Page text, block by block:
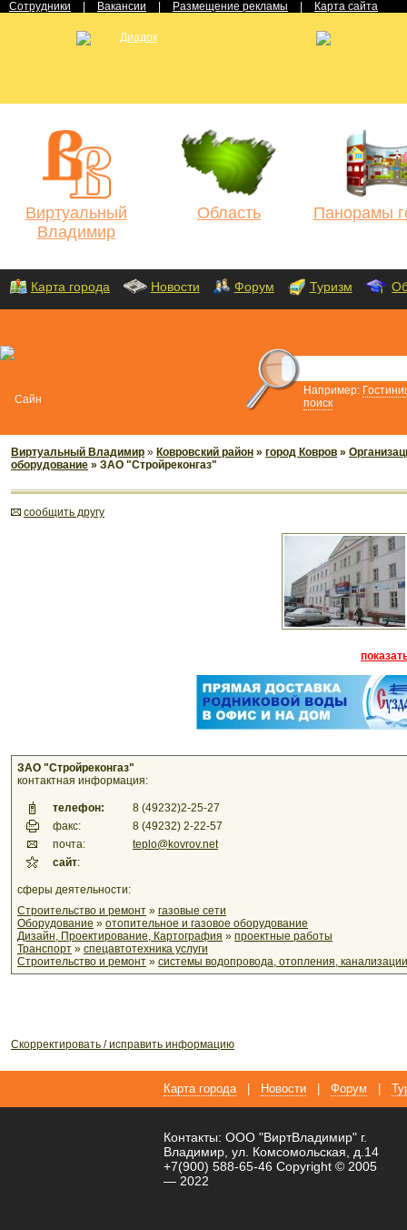
Сотрудники Вакансии Размещение рекламы Карта сайта
Виртуальный
Владимир
Область Панорамы
Карта города Новости Форум Туризм
Например:
поиск
Виртуальный Владимир » Ковровский район » город Ковров »
оборудование » ЗАО "Стройреконгаз"
cообщить другу
ЗАО "Стройреконгаз"
контактная информация:
телефон:
8 (49232)2-25-27
факс:
8 (49232) 2-22-57
почта:
teplo@kovrov.net
сайт:
сферы деятельности:
Строительство и ремонт » газовые сети
Оборудование » отопительное и газовое оборудование
Дизайн, Проектирование, Картография » проектные работы
Транспорт » спецавтотехника услуги
Строительство и ремонт » системы водопровода, отопления,
Скорректировать / исправить информацию
Карта города Новости Форум
Контакты: ООО "ВиртВладимир" г.
Владимир, ул. Комсомольская, д.14
+7(900) 588-65-46 Copyright © 2005
— 2022